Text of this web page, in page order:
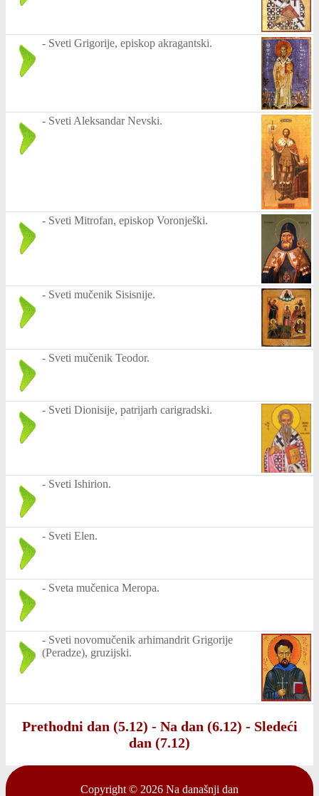
- Sveti Grigorije, episkop akragantski.
- Sveti Aleksandar Nevski.
- Sveti Mitrofan, episkop Voronješki.
- Sveti mučenik Sisisnije.
- Sveti mučenik Teodor.
- Sveti Dionisije, patrijarh carigradski.
- Sveti Ishirion.
- Sveti Elen.
- Sveta mučenica Meropa.
- Sveti novomučenik arhimandrit Grigorije
(Peradze), gruzijski.
Prethodni dan (5.12) - Na dan (6.12) - Sledeći
dan (7.12)
Copyright © 2026 Na današnji dan